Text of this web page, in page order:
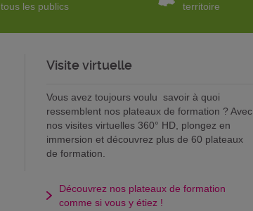
tous les publics
territoire
Visite virtuelle
Vous avez toujours voulu savoir à quoi
ressemblent nos plateaux de formation ? Avec
nos visites virtuelles 360° HD, plongez en
immersion et découvrez plus de 60 plateaux
de formation.
Découvrez nos plateaux de formation
comme si vous y étiez !